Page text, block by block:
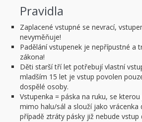
Pravidla
Zaplacené vstupné se nevrací,
nevyměňuje!
Padělání vstupenek je nepřípustné a
zákona!
Děti starší tří let potřebují vlastní
mladším 15 let je vstup povolen
dospělé osoby.
Vstupenka = páska na ruku, se
mimo halu/sál a slouží jako vrácenka
případě ztráty pásky již nebude vstup